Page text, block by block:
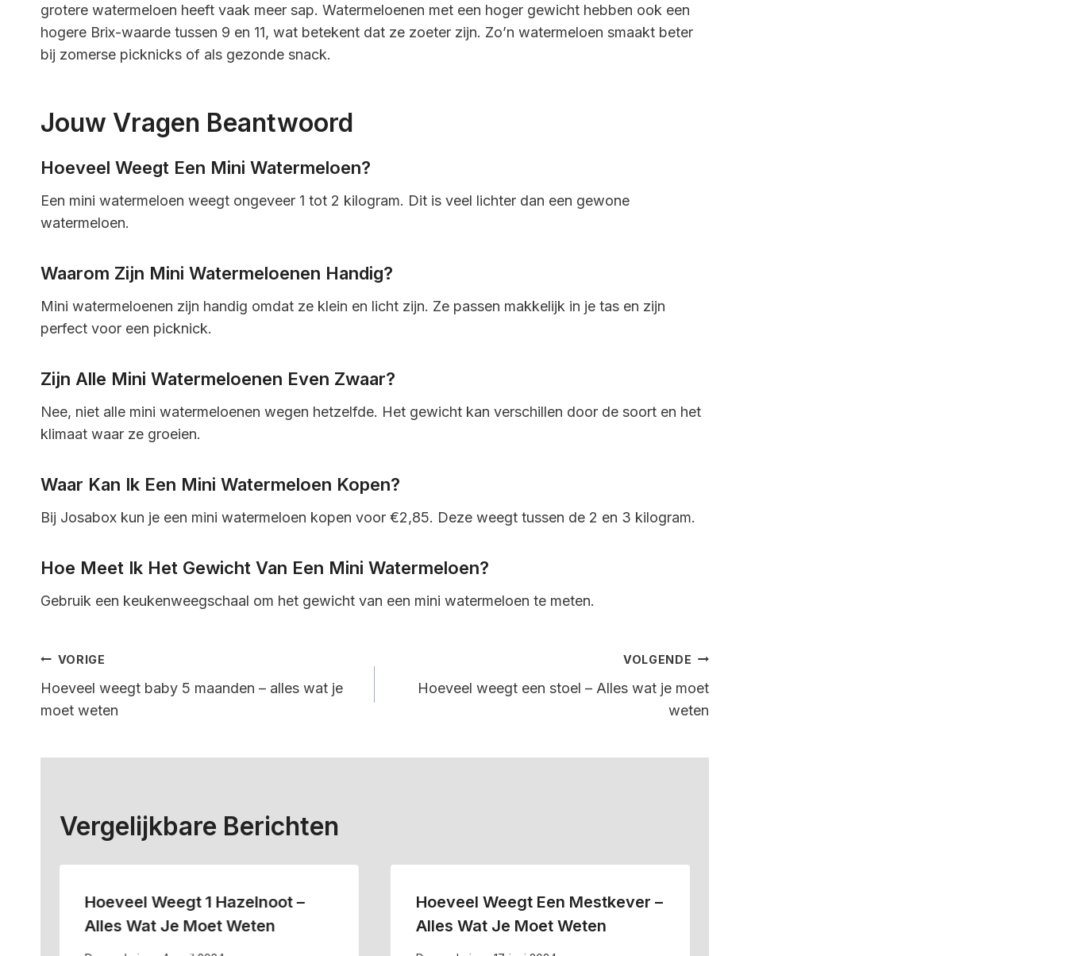
grotere watermeloen heeft vaak meer sap. Watermeloenen met een hoger gewicht hebben ook een
hogere Brix-waarde tussen 9 en 11, wat betekent dat ze zoeter zijn. Zo’n watermeloen smaakt beter
bij zomerse picknicks of als gezonde snack.
Jouw Vragen Beantwoord
Hoeveel Weegt Een Mini Watermeloen?
Een mini watermeloen weegt ongeveer 1 tot 2 kilogram. Dit is veel lichter dan een gewone
watermeloen.
Waarom Zijn Mini Watermeloenen Handig?
Mini watermeloenen zijn handig omdat ze klein en licht zijn. Ze passen makkelijk in je tas en zijn
perfect voor een picknick.
Zijn Alle Mini Watermeloenen Even Zwaar?
Nee, niet alle mini watermeloenen wegen hetzelfde. Het gewicht kan verschillen door de soort en het
klimaat waar ze groeien.
Waar Kan Ik Een Mini Watermeloen Kopen?
Bij Josabox kun je een mini watermeloen kopen voor €2,85. Deze weegt tussen de 2 en 3 kilogram.
Hoe Meet Ik Het Gewicht Van Een Mini Watermeloen?
Gebruik een keukenweegschaal om het gewicht van een mini watermeloen te meten.
Bericht
Navigatie
VORIGE
Hoeveel weegt baby 5 maanden – alles wat je
moet weten
VOLGENDE
Hoeveel weegt een stoel – Alles wat je moet
weten
Vergelijkbare Berichten
Hoeveel Weegt 1 Hazelnoot –
Alles Wat Je Moet Weten
Hoeveel Weegt Een Mestkever –
Alles Wat Je Moet Weten